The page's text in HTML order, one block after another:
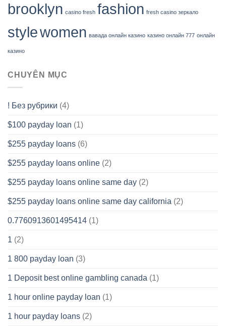
brooklyn casino fresh fashion fresh casino зеркало
stylewomen вавада онлайн казино казино онлайн 777 онлайн
казино
CHUYÊN MỤC
! Без рубрики (4)
$100 payday loan (1)
$255 payday loans (6)
$255 payday loans online (2)
$255 payday loans online same day (2)
$255 payday loans online same day california (2)
0.7760913601495414 (1)
1 (2)
1 800 payday loan (3)
1 Deposit best online gambling canada (1)
1 hour online payday loan (1)
1 hour payday loans (2)